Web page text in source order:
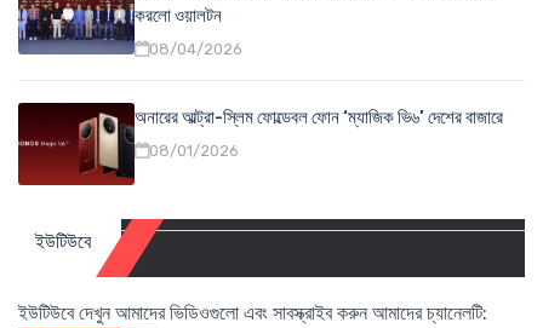
করলো ওয়ালটন
08/04/2026
অনারের আল্ট্রা-স্লিম ফোল্ডেবল ফোন ‘ম্যাজিক ভি৬’ দেশের বাজারে
08/01/2026
ইউটিউবে
ইউটিউবে দেখুন আমাদের ভিডিওগুলো এবং সাবস্ক্রাইব করুন আমাদের চ্যানেলটি: